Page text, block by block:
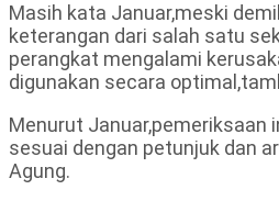
Masih kata Januar,meski
keterangan dari salah satu
perangkat mengalami
digunakan secara
Menurut Januar,pemeriksaan
sesuai dengan petunjuk dan
Agung.